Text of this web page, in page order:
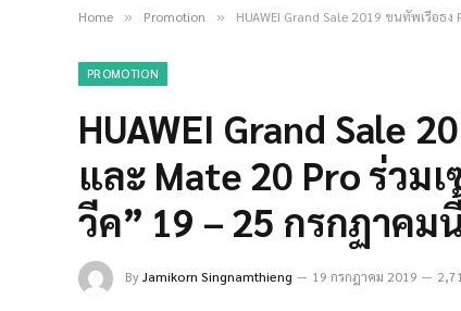
Home » Promotion » HUAWEI Grand Sale 2019 ขนทัพเรือธ
PROMOTION
HUAWEI Grand Sale
และ Mate 20 Pro ร่วม
วีค” 19 – 25 กรกฏาคม
ByJamikorn Singnamthieng 19 กรกฎาคม 2019